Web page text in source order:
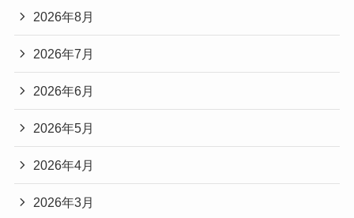
2026年8月
2026年7月
2026年6月
2026年5月
2026年4月
2026年3月